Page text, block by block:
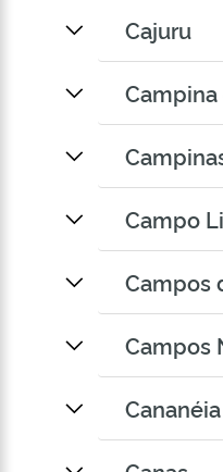
Cajuru
Campo
Campos
Campos
Cananéia